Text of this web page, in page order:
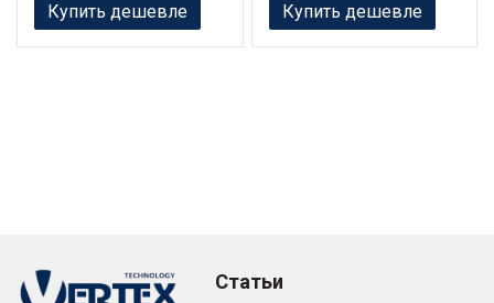
Купить дешевле Купить дешевле
Статьи